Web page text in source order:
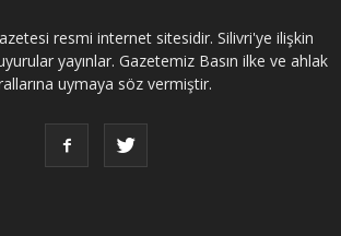
resmi internet sitesidir. Silivri'ye ilişkin
yayınlar. Gazetemiz Basın ilke ve ahlak
uymaya söz vermiştir.